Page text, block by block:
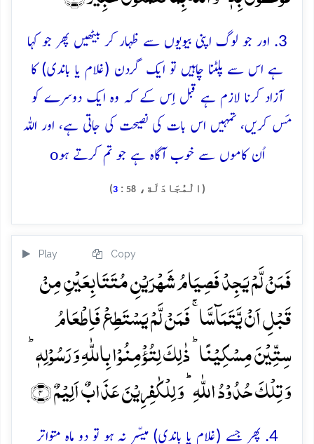
3. اور جو لوگ اپنی بیویوں سے ظہار کر بیٹھیں پھر جو کہا
ہے اس سے پلٹنا چاہیں تو ایک گردن (غلام یا باندی) کا
آزاد کرنا لازم ہے قبل اِس کے کہ وہ ایک دوسرے کو
مَس کریں، تمہیں اس بات کی نصیحت کی جاتی ہے، اور اللہ
اُن کاموں سے خوب آگاہ ہے جو تم کرتے ہوo
(الْمُجَادَلَة،58
:
3
)
Play Copy
فَمَنۡ لَّمۡ یَجِدۡ فَصِیَامُ شَہۡرَیۡنِ مُتَتَابِعَیۡنِ مِنۡ
قَبۡلِ اَنۡ یَّتَمَآسَّا ۚ فَمَنۡ لَّمۡ یَسۡتَطِعۡ فَاِطۡعَامُ
سِتِّیۡنَ مِسۡکِیۡنًا ؕ ذٰلِکَ لِتُؤۡمِنُوۡا بِاللّٰہِ وَ رَسُوۡلِہٖ ؕ
وَ تِلۡکَ حُدُوۡدُ اللّٰہِ ؕ وَ لِلۡکٰفِرِیۡنَ عَذَابٌ اَلِیۡمٌ ﴿۴﴾
4. پھر جسے (غلام یا باندی) میسّر نہ ہو تو دو ماہ متواتر